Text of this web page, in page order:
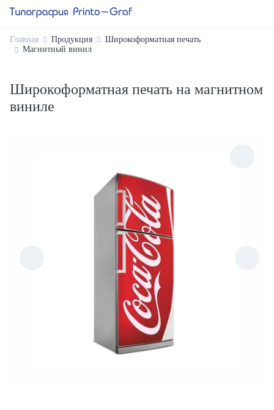
Главная Продукция
Широкоформатная печать
Магнитный винил
Широкоформатная печать на магнитном
виниле